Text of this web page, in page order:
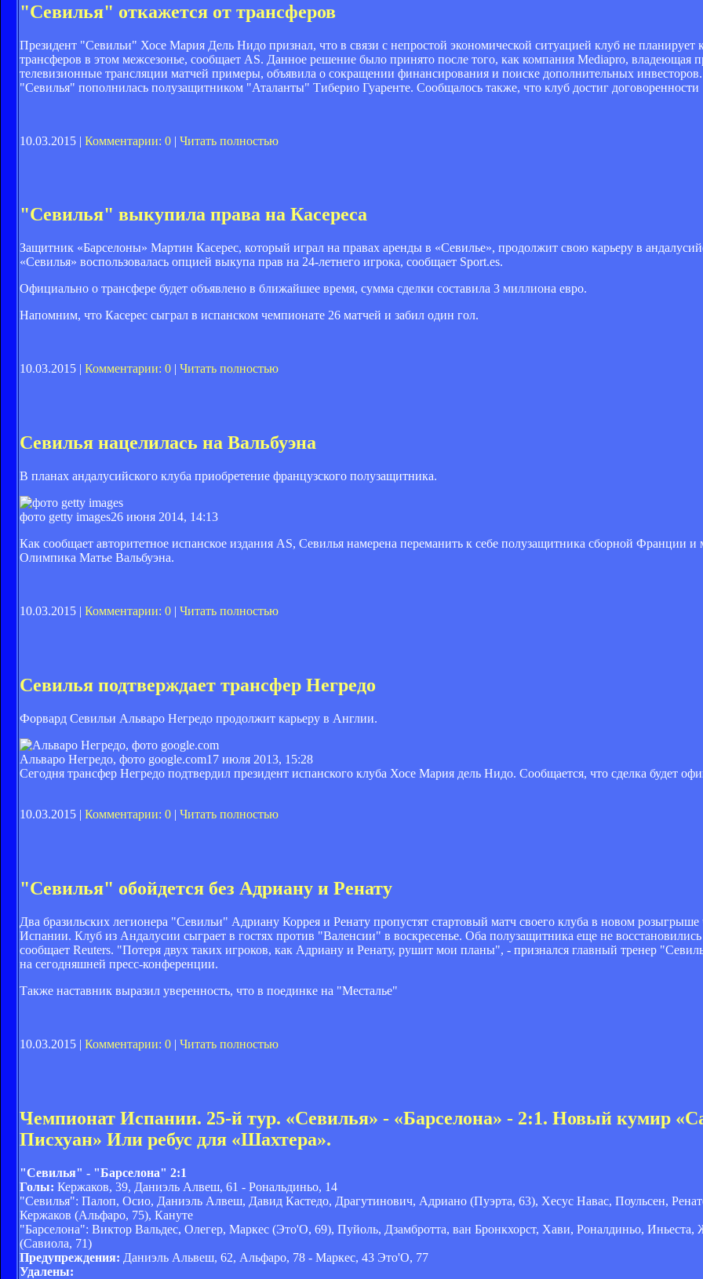
"Севилья" откажется от трансферов
Президент "Севильи" Хосе Мария Дель Нидо признал, что в связи с непростой экономической ситуацией клуб не планирует
трансферов в этом межсезонье, сообщает AS. Данное решение было принято после того, как компания Mediapro, владеющая
телевизионные трансляции матчей примеры, объявила о сокращении финансирования и поиске дополнительных
"Севилья" пополнилась полузащитником "Аталанты" Тиберио Гуаренте. Сообщалось также, что клуб достиг договоренности
10.03.2015 | Комментарии: 0 | Читать полностью
"Севилья" выкупила права на Касереса
Защитник «Барселоны» Мартин Касерес, который играл на правах аренды в «Севилье», продолжит свою карьеру в
«Севилья» воспользовалась опцией выкупа прав на 24-летнего игрока, сообщает Sport.es.
Официально о трансфере будет объявлено в ближайшее время, сумма сделки составила 3 миллиона евро.
Напомним, что Касерес сыграл в испанском чемпионате 26 матчей и забил один гол.
10.03.2015 | Комментарии: 0 | Читать полностью
Севилья нацелилась на Вальбуэна
В планах андалусийского клуба приобретение французского полузащитника.
фото getty images26 июня 2014, 14:13
Как сообщает авторитетное испанское издания AS, Севилья намерена переманить к себе полузащитника сборной Франции и
Олимпика Матье Вальбуэна.
10.03.2015 | Комментарии: 0 | Читать полностью
Севилья подтверждает трансфер Негредо
Форвард Севильи Альваро Негредо продолжит карьеру в Англии.
Альваро Негредо, фото google.com17 июля 2013, 15:28
Сегодня трансфер Негредо подтвердил президент испанского клуба Хосе Мария дель Нидо. Сообщается, что сделка будет
10.03.2015 | Комментарии: 0 | Читать полностью
"Севилья" обойдется без Адриану и Ренату
Два бразильских легионера "Севильи" Адриану Коррея и Ренату пропустят стартовый матч своего клуба в новом розыгрыше
Испании. Клуб из Андалусии сыграет в гостях против "Валенсии" в воскресенье. Оба полузащитника еще не восстановились
сообщает Reuters. "Потеря двух таких игроков, как Адриану и Ренату, рушит мои планы", - признался главный тренер
на сегодняшней пресс-конференции.
Также наставник выразил уверенность, что в поединке на "Месталье"
10.03.2015 | Комментарии: 0 | Читать полностью
Чемпионат Испании. 25-й тур. «Севилья» - «Барселона» - 2:1. Новый кумир
Писхуан» Или ребус для «Шахтера».
"Севилья" - "Барселона" 2:1
Голы: Кержаков, 39, Даниэль Алвеш, 61 - Рональдиньо, 14
"Севилья": Палоп, Осио, Даниэль Алвеш, Давид Кастедо, Драгутинович, Адриано (Пуэрта, 63), Хесус Навас, Поульсен,
Кержаков (Альфаро, 75), Кануте
"Барселона": Виктор Вальдес, Олегер, Маркес (Это'О, 69), Пуйоль, Дзамбротта, ван Бронкхорст, Хави, Роналдиньо,
(Савиола, 71)
Предупреждения: Даниэль Альвеш, 62, Альфаро, 78 - Маркес, 43 Это'О, 77
Удалены: